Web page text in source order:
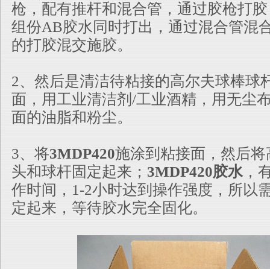
枪，配有推杆和混合管，通过胶枪打
组份AB胶水同时打出，通过混合管混
的打胶混交施胶。
2、然后是清洁待粘接的高尔夫球棒球
面，用工业清洁剂/工业酒精，用无尘
面的油脂和粉尘。
3、将3MDP420施涂到粘接面，然后
头和球杆固定起来； 3MDP420胶水，
作时间，1-2小时达到操作强度，所以
定起来，等待胶水完全固化。